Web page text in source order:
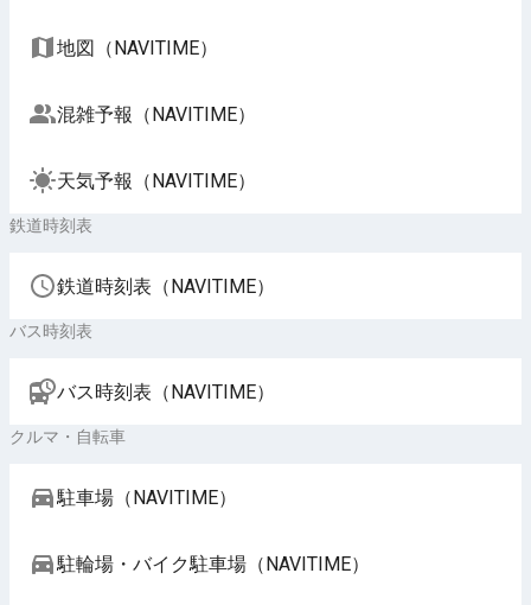
地図（NAVITIME）
混雑予報（NAVITIME）
天気予報（NAVITIME）
鉄道時刻表
鉄道時刻表（NAVITIME）
バス時刻表
バス時刻表（NAVITIME）
クルマ・自転車
駐車場（NAVITIME）
駐輪場・バイク駐車場（NAVITIME）